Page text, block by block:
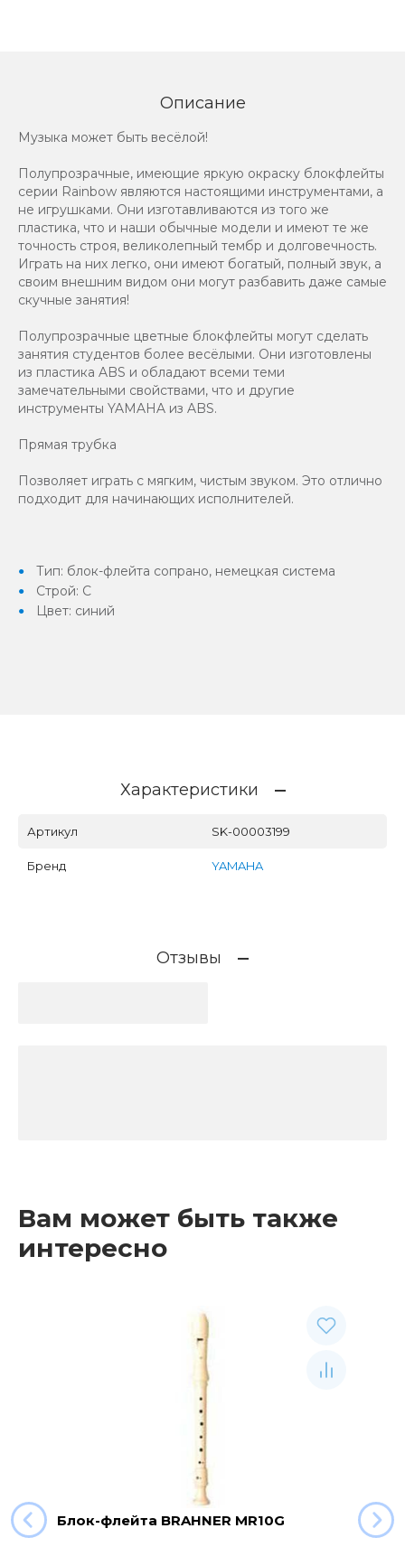
Описание
Музыка может быть весёлой!
Полупрозрачные, имеющие яркую окраску блокфлейты
серии Rainbow являются настоящими инструментами, а
не игрушками. Они изготавливаются из того же
пластика, что и наши обычные модели и имеют те же
точность строя, великолепный тембр и долговечность.
Играть на них легко, они имеют богатый, полный звук, а
своим внешним видом они могут разбавить даже самые
скучные занятия!
Полупрозрачные цветные блокфлейты могут сделать
занятия студентов более весёлыми. Они изготовлены
из пластика ABS и обладают всеми теми
замечательными свойствами, что и другие
инструменты YAMAHA из ABS.
Прямая трубка
Позволяет играть с мягким, чистым звуком. Это отлично
подходит для начинающих исполнителей.
Тип: блок-флейта сопрано, немецкая система
Строй: C
Цвет: синий
Характеристики
Артикул SK-00003199
Бренд YAMAHA
Отзывы
Вам может быть также
интересно
Блок-флейта BRAHNER MR10G